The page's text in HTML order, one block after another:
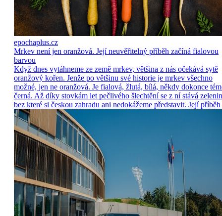
epochaplus.cz
Mrkev není jen oranžová. Její neuvěřitelný příběh začíná fialovou
barvou
Když dnes vytáhneme ze země mrkev, většina z nás očekává sytě
oranžový kořen. Jenže po většinu své historie je mrkev všechno
možné, jen ne oranžová. Je fialová, žlutá, bílá, někdy dokonce
černá. Až díky stovkám let pečlivého šlechtění se z ní stává
bez které si českou zahradu ani nedokážeme představit. Její příběh